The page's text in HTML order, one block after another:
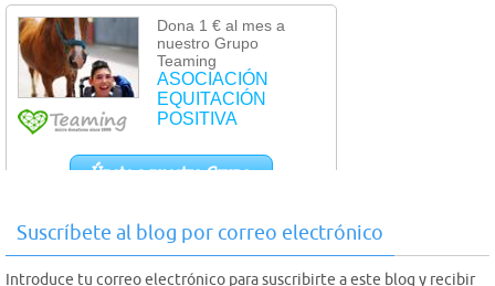
Suscríbete al blog por correo electrónico
Introduce tu correo electrónico para suscribirte a este blog y recibir